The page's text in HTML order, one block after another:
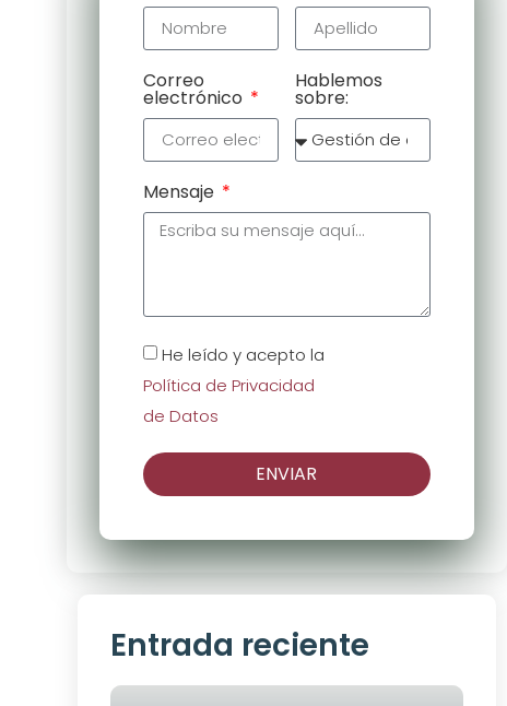
Correo
electrónico
Hablemos
sobre:
Mensaje
He leído y acepto la
Política de Privacidad
de Datos
ENVIAR
Entrada reciente